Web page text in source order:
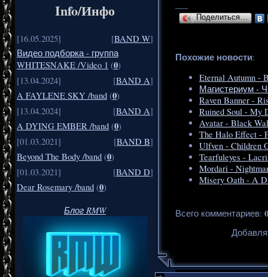
Info/Инфо
[16.05.2025] [BAND W]
Видео подборка - группа
WHITESNAKE /Video 1 (0)
[13.04.2024]
[BAND A]
A FAYLENE SKY /band (0)
[13.04.2024]
[BAND A]
A DYING EMBER /band (0)
[01.03.2021]
[BAND B]
Beyond The Body /band (0)
[01.03.2021]
[BAND D]
Dear Rosemary /band (0)
Блог RMW
Поделиться…
Похожие новости:
Eternal Autumn -
Магистериум -
Raven Banner -
Ruined Soul - My
Avatar - Black
The Halo Effect -
Ulfven - Children
Tearfuleyes -
Mordari -
Misery Oath - A
Всего комментариев: 0